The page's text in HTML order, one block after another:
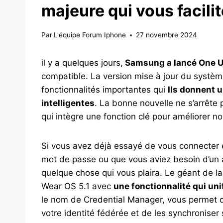
majeure qui vous
Par L'équipe Forum Iphone 27 novembre 2024
il y a quelques jours, Samsung a lancé One
compatible. La version mise à jour du
fonctionnalités importantes qui Ils donnent
intelligentes. La bonne nouvelle ne
qui intègre une fonction clé pour améliorer
Si vous avez déjà essayé de vous
mot de passe ou que vous aviez besoin
quelque chose qui vous plaira. Le géant de
Wear OS 5.1 avec une fonctionnalité qui
le nom de Credential Manager, vous
votre identité fédérée et de les synchroniser